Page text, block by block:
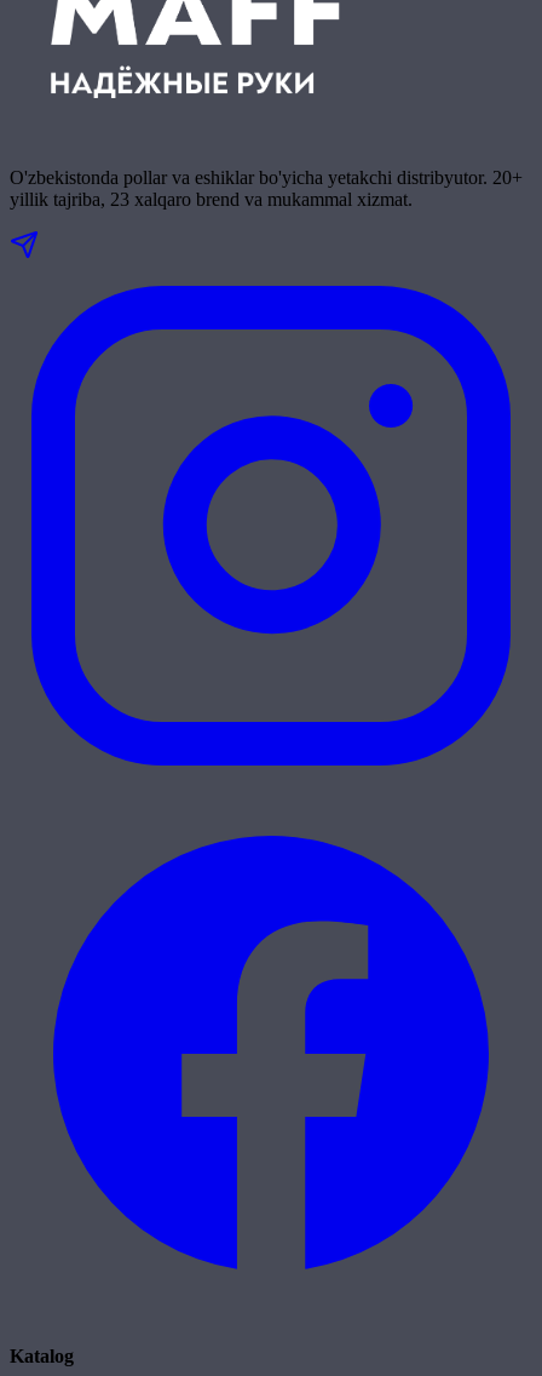
O'zbekistonda pollar va eshiklar bo'yicha yetakchi distribyutor. 20+
yillik tajriba, 23 xalqaro brend va mukammal xizmat.
Katalog